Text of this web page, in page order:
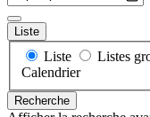
...
Liste
Type
d’affichage
des
résultats
Liste Listes
Calendrier
Recherche